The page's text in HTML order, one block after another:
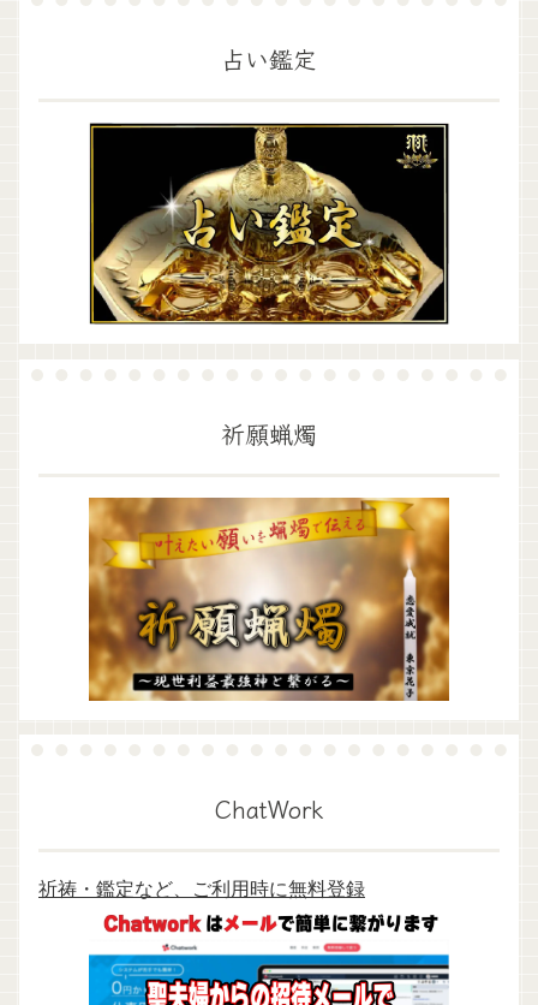
占い鑑定
祈願蝋燭
ChatWork
祈祷・鑑定など、ご利用時に無料登録